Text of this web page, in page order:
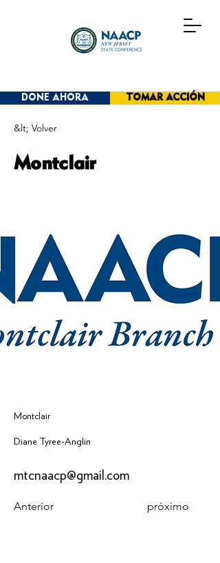
DONE AHORA TOMAR ACCIÓN
&lt; Volver
Montclair
Montclair
Diane Tyree-Anglin
mtcnaacp@gmail.com
Anterior próximo